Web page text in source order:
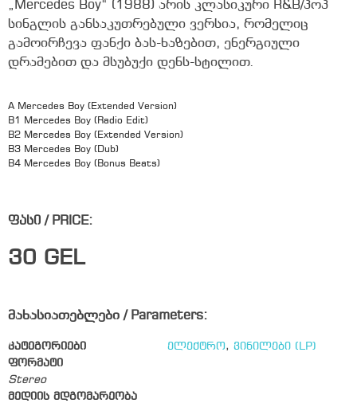
„Mercedes Boy“ (1988) არის კლასიკური R&B/პოპ
სინგლის განსაკუთრებული ვერსია, რომელიც
გამოირჩევა ფანქი ბას-ხაზებით, ენერგიული
დრამებით და მსუბუქი დენს-სტილით.
A Mercedes Boy (Extended Version)
B1 Mercedes Boy (Radio Edit)
B2 Mercedes Boy (Extended Version)
B3 Mercedes Boy (Dub)
B4 Mercedes Boy (Bonus Beats)
ფასი / PRICE:
30 GEL
მახასიათებლები / Parameters:
კატეგორიები ელექტრო, ვინილები (LP)
ფორმატი
Stereo
მედიის მდგომარეობა